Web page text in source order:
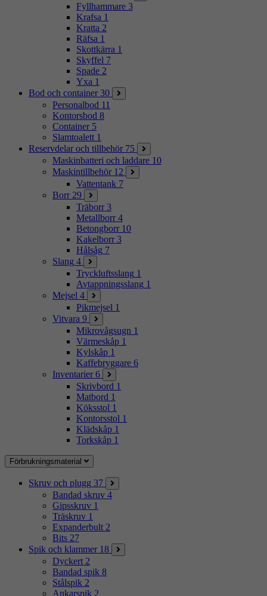
Fyllhammare 3
Krafsa 1
Kratta 2
Räfsa 1
Skottkärra 1
Skyffel 7
Spade 2
Yxa 1
Bod och container 30
Personalbod 11
Kontorsbod 8
Container 5
Slamtoalett 1
Reservdelar och tillbehör 75
Maskinbatteri och laddare 10
Maskintillbehör 12
Vattentank 7
Borr 29
Träborr 3
Metallborr 4
Betongborr 10
Kakelborr 3
Hålsåg 7
Slang 4
Tryckluftsslang 1
Avtappningsslang 1
Mejsel 4
Pikmejsel 1
Vitvara 9
Mikrovågsugn 1
Värmeskåp 1
Kylskåp 1
Kaffebryggare 6
Inventarier 6
Skrivbord 1
Matbord 1
Köksstol 1
Kontorsstol 1
Klädskåp 1
Torkskåp 1
Förbrukningsmaterial
Skruv och plugg 37
Bandad skruv 4
Gipsskruv 1
Träskruv 1
Expanderbult 2
Bits 27
Spik och klammer 18
Dyckert 2
Bandad spik 8
Stålspik 2
Ankarspik 2